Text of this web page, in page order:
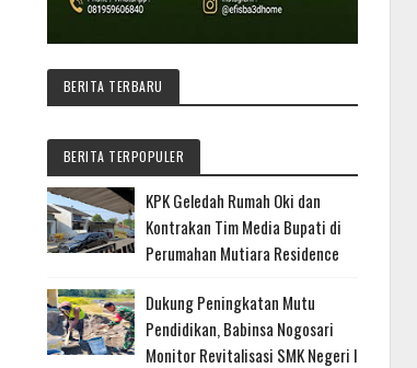
BERITA TERBARU
BERITA TERPOPULER
KPK Geledah Rumah Oki dan
Kontrakan Tim Media Bupati di
Perumahan Mutiara Residence
Dukung Peningkatan Mutu
Pendidikan, Babinsa Nogosari
Monitor Revitalisasi SMK Negeri I